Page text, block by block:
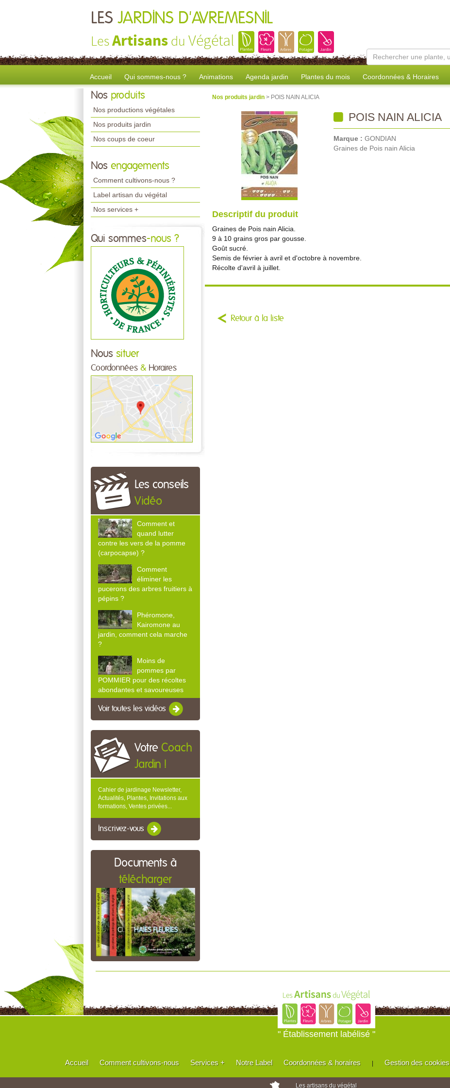
LES JARDINS D'AVREMESNIL
LesArtisans du Végétal
Accueil Qui sommes-nous ? Animations Agenda jardin Plantes du mois Coordonnées & Horaires
Nos produits
Nos productions végétales
Nos produits jardin
Nos coups de coeur
Nos engagements
Comment cultivons-nous ?
Label artisan du végétal
Nos services +
Qui sommes-nous ?
Nous situer
Coordonnées & Horaires
Les conseils
Vidéo
Comment et
quand lutter
contre les vers de la pomme
(carpocapse) ?
Comment
éliminer les
pucerons des arbres fruitiers à
pépins ?
Phéromone,
Kairomone au
jardin, comment cela marche
?
Moins de
pommes par
POMMIER pour des récoltes
abondantes et savoureuses
Voir toutes les vidéos
Votre Coach
Jardin !
Cahier de jardinage Newsletter,
Actualités, Plantes, Invitations aux
formations, Ventes privées...
Inscrivez-vous
Documents à
télécharger
Nos produits jardin > POIS NAIN ALICIA
POIS NAIN ALICIA
Marque : GONDIAN
Graines de Pois nain Alicia
Descriptif du produit
Graines de Pois nain Alicia.
9 à 10 grains gros par gousse.
Goût sucré.
Semis de février à avril et d'octobre à novembre.
Récolte d'avril à juillet.
Retour à la liste
" Établissement labélisé "
Accueil Comment cultivons-nous Services + Notre Label Coordonnées & horaires | Gestion des cookies
Les artisans du végétal